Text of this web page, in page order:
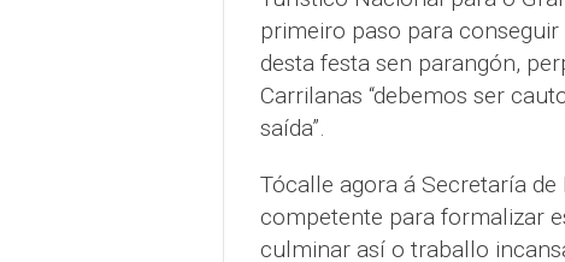
primeiro paso para
desta festa sen parangón,
Carrilanas “debemos ser
saída”.
Tócalle agora á Secretaría
competente para formalizar
culminar así o traballo